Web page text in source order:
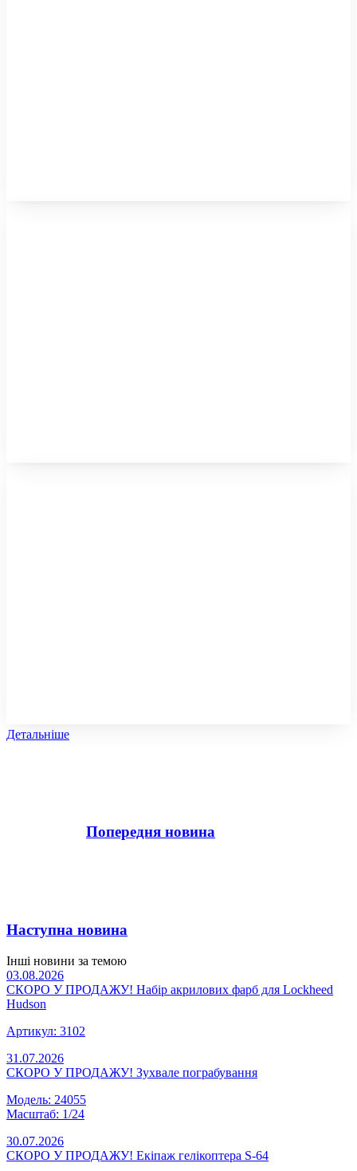
Детальніше
Попередня новина
Наступна новина
Інші новини за темою
03.08.2026
СКОРО У ПРОДАЖУ! Набір акрилових фарб для Lockheed
Hudson
Артикул: 3102
31.07.2026
СКОРО У ПРОДАЖУ! Зухвале пограбування
Модель: 24055
Масштаб: 1/24
30.07.2026
СКОРО У ПРОДАЖУ! Екіпаж гелікоптера S-64